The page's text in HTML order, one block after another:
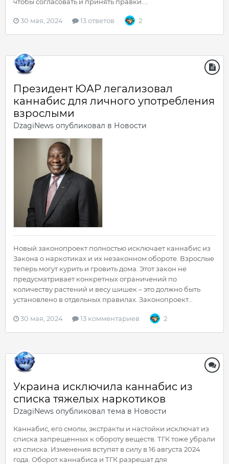
30 мая, 2024 13 ответов 2
Президент ЮАР легализовал
каннабис для личного употребления
взрослыми
DzagiNews опубликовал в Новости
Новый законопроект полностью исключает каннабис из
Закона о наркотиках и их незаконном обороте. Взрослые
теперь могут курить и гровить дома. Этот закон не
предусматривает конкретных ограничений по
количеству растений и весу шишек – это должно быть
установлено в отдельных правилах. Законопроект...
30 мая, 2024 13 комментариев 2
Украина исключила каннабис из
списка тяжелых наркотиков
DzagiNews опубликовал тема в Новости
Каннабис, его смолы, экстракты и настойки исключат из
списка запрещенных к обороту веществ. ТГК тоже убрали
из списка. Изменения вступят в силу в 16 августа 2024
года. Оборот каннабиса и ТГК разрешат для